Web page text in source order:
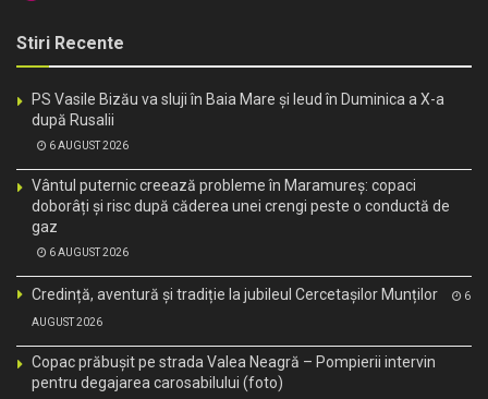
Stiri Recente
PS Vasile Bizău va sluji în Baia Mare și Ieud în Duminica a X-a
după Rusalii
6 AUGUST 2026
Vântul puternic creează probleme în Maramureș: copaci
doborâți și risc după căderea unei crengi peste o conductă de
gaz
6 AUGUST 2026
Credință, aventură și tradiție la jubileul Cercetașilor Munților 6
AUGUST 2026
Copac prăbușit pe strada Valea Neagră – Pompierii intervin
pentru degajarea carosabilului (foto)